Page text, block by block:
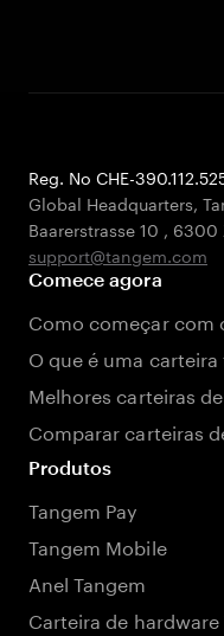
Reg. No CHE-
Global Headquarters,
Baarerstrasse 10 , 6300
support@tangem.com
Comece agora
Como começar com
O que é uma carteira
Melhores carteiras
Comparar carteiras
Produtos
Tangem Pay
Tangem Mobile
Anel Tangem
Carteira de hardware